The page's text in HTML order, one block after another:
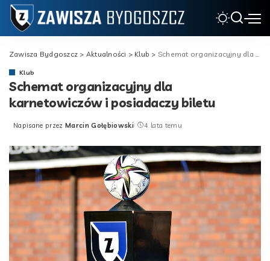
Zawisza Bydgoszcz > Aktualności > Klub > Schemat organizacyjny dla karnetowiczów i posiadaczy biletu
Klub
Schemat organizacyjny dla
karnetowiczów i posiadaczy biletu
Posted
Napisane przez Marcin Gołębiowski 4 lata temu